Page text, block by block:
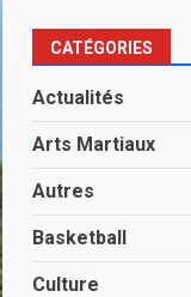
CATÉGORIES
Actualités
Arts Martiaux
Autres
Basketball
Culture